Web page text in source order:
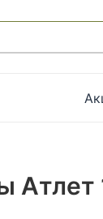
Атлет